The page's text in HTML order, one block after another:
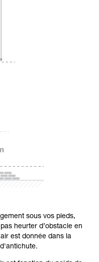
sous vos pieds,
heurter d’obstacle en
est donnée dans la